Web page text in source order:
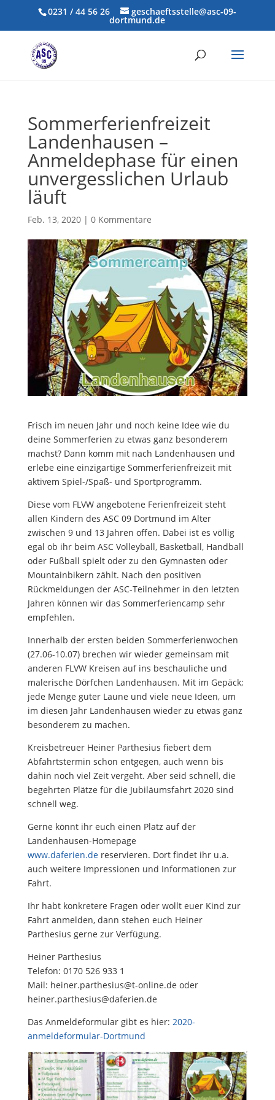
0231 / 44 56 26 geschaeftsstelle@asc-09-
dortmund.de
Sommerferienfreizeit
Landenhausen –
Anmeldephase für einen
unvergesslichen Urlaub
läuft
Feb. 13, 2020| 0 Kommentare
Frisch im neuen Jahr und noch keine Idee wie du
deine Sommerferien zu etwas ganz besonderem
machst? Dann komm mit nach Landenhausen und
erlebe eine einzigartige Sommerferienfreizeit mit
aktivem Spiel-/Spaß- und Sportprogramm.
Diese vom FLVW angebotene Ferienfreizeit steht
allen Kindern des ASC 09 Dortmund im Alter
zwischen 9 und 13 Jahren offen. Dabei ist es völlig
egal ob ihr beim ASC Volleyball, Basketball, Handball
oder Fußball spielt oder zu den Gymnasten oder
Mountainbikern zählt. Nach den positiven
Rückmeldungen der ASC-Teilnehmer in den letzten
Jahren können wir das Sommerferiencamp sehr
empfehlen.
Innerhalb der ersten beiden Sommerferienwochen
(27.06-10.07) brechen wir wieder gemeinsam mit
anderen FLVW Kreisen auf ins beschauliche und
malerische Dörfchen Landenhausen. Mit im Gepäck;
jede Menge guter Laune und viele neue Ideen, um
im diesen Jahr Landenhausen wieder zu etwas ganz
besonderem zu machen.
Kreisbetreuer Heiner Parthesius fiebert dem
Abfahrtstermin schon entgegen, auch wenn bis
dahin noch viel Zeit vergeht. Aber seid schnell, die
begehrten Plätze für die Jubiläumsfahrt 2020 sind
schnell weg.
Gerne könnt ihr euch einen Platz auf der
Landenhausen-Homepage
www.daferien.dereservieren. Dort findet ihr u.a.
auch weitere Impressionen und Informationen zur
Fahrt.
Ihr habt konkretere Fragen oder wollt euer Kind zur
Fahrt anmelden, dann stehen euch Heiner
Parthesius gerne zur Verfügung.
Heiner Parthesius
Telefon: 0170 526 933 1
Mail: heiner.parthesius@t-online.de oder
heiner.parthesius@daferien.de
Das Anmeldeformular gibt es hier: 2020-
anmeldeformular-Dortmund